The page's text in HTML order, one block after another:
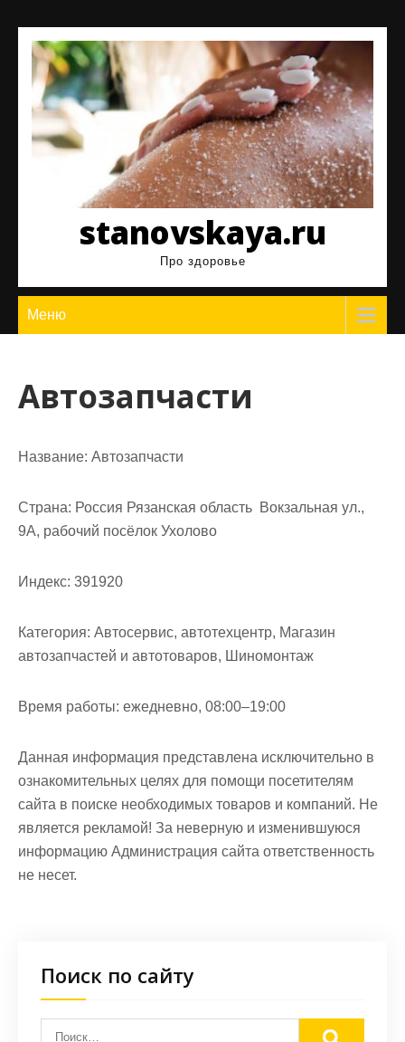
содержимому
stanovskaya.ru
Про здоровье
Меню
Автозапчасти
Название: Автозапчасти
Страна: Россия Рязанская область Вокзальная ул.,
9А, рабочий посёлок Ухолово
Индекс: 391920
Категория: Автосервис, автотехцентр, Магазин
автозапчастей и автотоваров, Шиномонтаж
Время работы: ежедневно, 08:00–19:00
Данная информация представлена исключительно в
ознакомительных целях для помощи посетителям
сайта в поиске необходимых товаров и компаний. Не
является рекламой! За неверную и изменившуюся
информацию Администрация сайта ответственность
не несет.
Поиск по сайту